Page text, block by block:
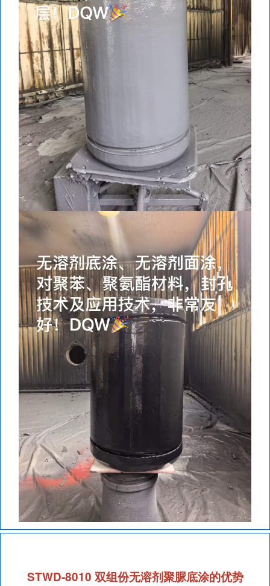
STWD‑8010 双组份无溶剂聚脲底涂的优势